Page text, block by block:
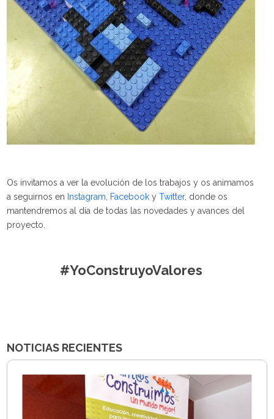
Os invitamos a ver la evolución de los trabajos y os animamos
a seguirnos en Instagram, Facebook yTwitter, donde os
mantendremos al día de todas las novedades y avances del
proyecto.
#YoConstruyoValores
NOTICIAS RECIENTES